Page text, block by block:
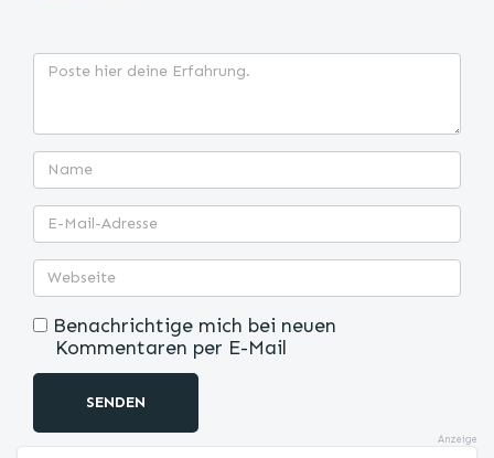
Benachrichtige mich bei neuen
Kommentaren per E-Mail
SENDEN
Anzeige